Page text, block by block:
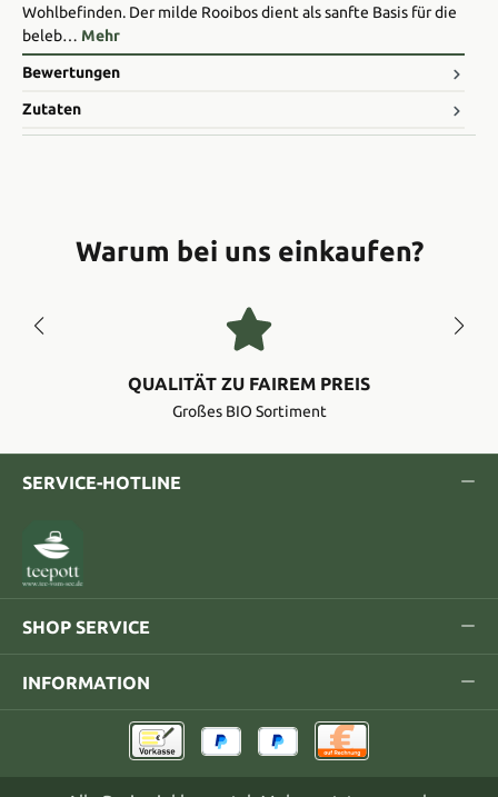
Wohlbefinden. Der milde Rooibos dient als sanfte Basis für die
beleb… Mehr
Bewertungen
Zutaten
Warum bei uns einkaufen?
QUALITÄT ZU FAIREM PREIS
Großes BIO Sortiment
SERVICE-HOTLINE
SHOP SERVICE
INFORMATION